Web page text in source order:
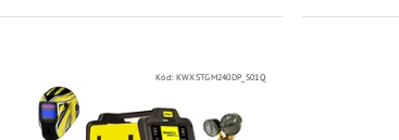
Kód: KWXSTGM240DP_S01Q